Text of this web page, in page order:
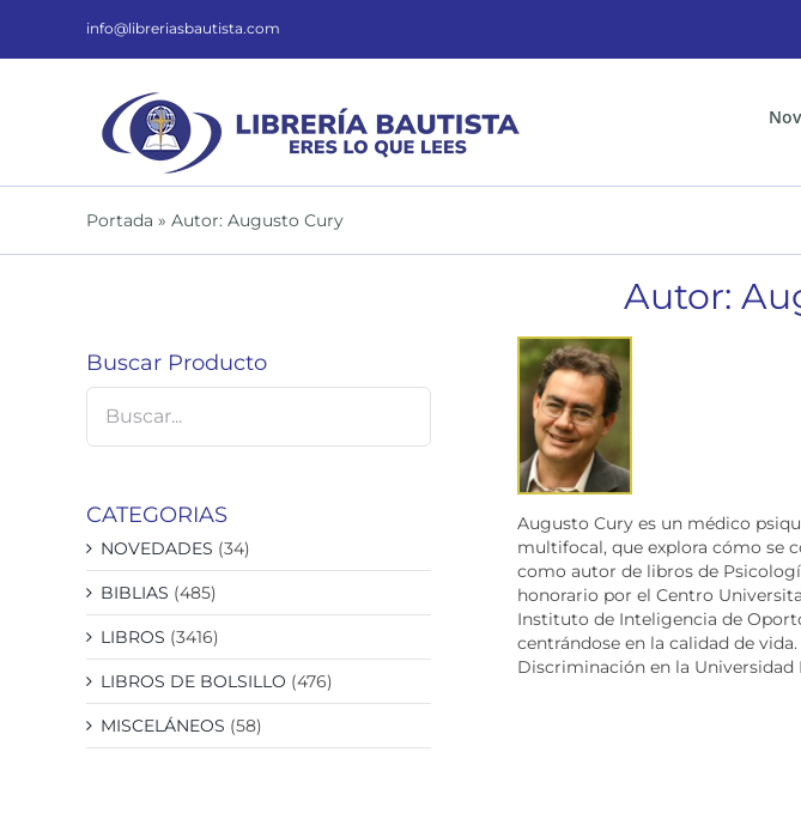
info@libreriasbautista.com
Portada » Autor: Augusto Cury
Autor:
Augusto Cury es un médico
multifocal, que explora cómo se
como autor de libros de
honorario por el Centro
Instituto de Inteligencia de
centrándose en la calidad de
Discriminación en la
Buscar Producto
CATEGORIAS
NOVEDADES (34)
BIBLIAS (485)
LIBROS (3416)
LIBROS DE BOLSILLO (476)
MISCELÁNEOS (58)